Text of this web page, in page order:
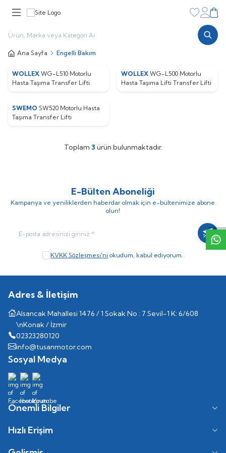
W
h
t
s
p
p
D
e
s
e
H
a
t
t
Favorilerim
Ana Sayfa Engelli Bakım
WOLLEX WG-L510 Motorlu
Hasta Taşıma Transfer Lifti
WOLLEX WG-L500 Motorlu
Hasta Taşıma Lifti Transfer Lifti
SWEMO SW520 Motorlu Hasta
Taşıma Transfer Lifti
Toplam 3 ürün bulunmaktadır.
E-Bülten Aboneliği
Kampanya ve yeniliklerden haberdar olmak için e-bültenimize abone
olun!
KVKK Sözleşmesi'ni okudum, kabul ediyorum.
Adres & İletişim
Alsancak Mahallesi 1476 / 1 Sokak No : 7 Sevil-1 K: 6/608
\nKonak / İzmir
02323280120
info@tusanmotor.com
Sosyal Medya
Önemli Bilgiler
Hızlı Erişim